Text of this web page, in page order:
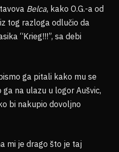
Belca, kako O.G.-a od
tog razloga odlučio da
“Krieg!!!”, sa debi
ga pitali kako mu se
na ulazu u logor Aušvic,
bi nakupio dovoljno
mi je drago što je taj